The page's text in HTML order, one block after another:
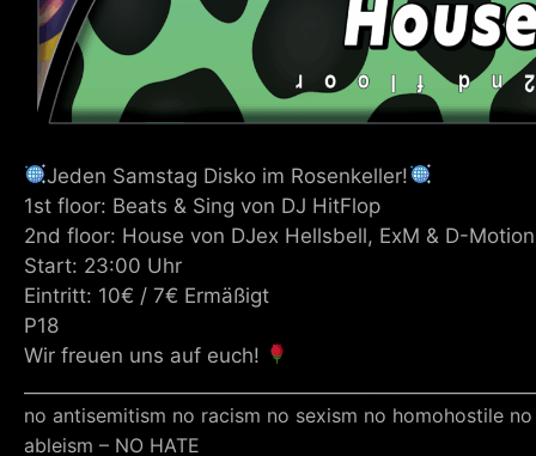
Jeden Samstag Disko im Rosenkeller!
1st floor: Beats & Sing von DJ HitFlop
2nd floor: House von DJex Hellsbell, ExM & D-Motion
Start: 23:00 Uhr
Eintritt: 10€ / 7€ Ermäßigt
P18
Wir freuen uns auf euch!
no antisemitism no racism no sexism no homohostile no
ableism – NO HATE